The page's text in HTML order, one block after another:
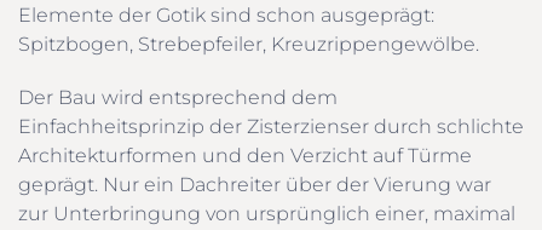
Elemente der Gotik sind schon ausgeprägt:
Spitzbogen, Strebepfeiler, Kreuzrippengewölbe.
Der Bau wird entsprechend dem
Einfachheitsprinzip der Zisterzienser durch schlichte
Architekturformen und den Verzicht auf Türme
geprägt. Nur ein Dachreiter über der Vierung war
zur Unterbringung von ursprünglich einer, maximal